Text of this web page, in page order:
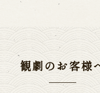
観劇のお客様